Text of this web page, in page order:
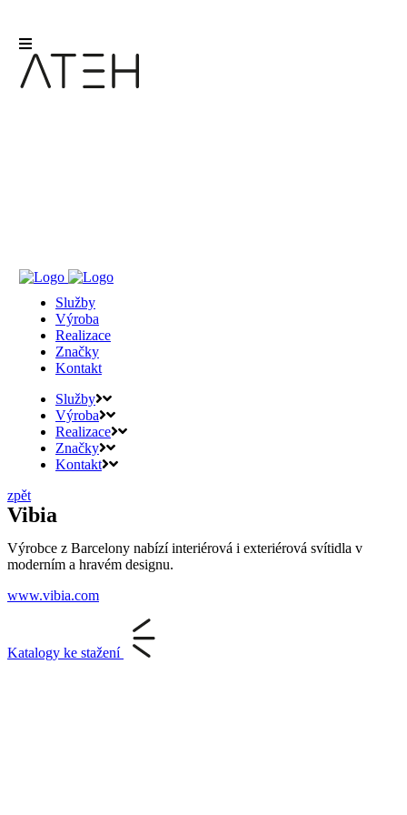
Služby
Výroba
Realizace
Značky
Kontakt
Služby
Výroba
Realizace
Značky
Kontakt
zpět
Vibia
Výrobce z Barcelony nabízí interiérová i exteriérová svítidla v
moderním a hravém designu.
www.vibia.com
Katalogy ke stažení